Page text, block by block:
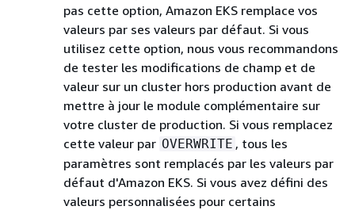
pas cette option, Amazon EKS remplace vos
valeurs par ses valeurs par défaut. Si vous
utilisez cette option, nous vous recommandons
de tester les modifications de champ et de
valeur sur un cluster hors production avant de
mettre à jour le module complémentaire sur
votre cluster de production. Si vous remplacez
cette valeur par OVERWRITE , tous les
paramètres sont remplacés par les valeurs par
défaut d'Amazon EKS. Si vous avez défini des
valeurs personnalisées pour certains